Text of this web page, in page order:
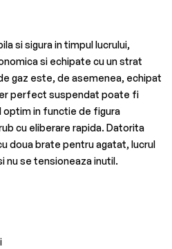
si sigura in timpul lucrului,
si echipate cu un strat
gaz este, de asemenea, echipat
perfect suspendat poate fi
optim in functie de figura
cu eliberare rapida. Datorita
doua brate pentru agatat, lucrul
nu se tensioneaza inutil.